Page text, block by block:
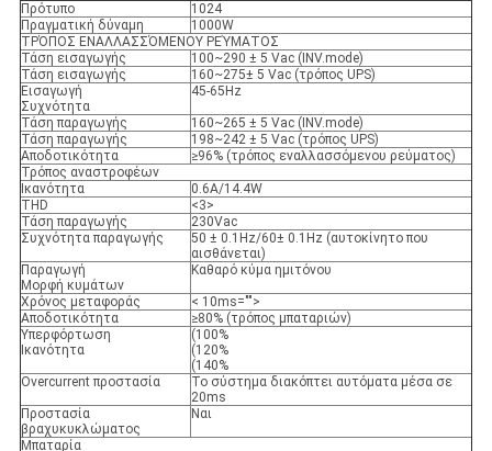
Πρότυπο
1024
Πραγματική δύναμη
1000W
ΤΡΌΠΟΣ ΕΝΑΛΛΑΣΣΌΜΕΝΟΥ ΡΕΎΜΑΤΟΣ
Τάση εισαγωγής
100~290 ± 5 Vac (INV.mode)
Τάση εισαγωγής
160~275± 5 Vac (τρόπος UPS)
Εισαγωγή
Συχνότητα
45-65Hz
Τάση παραγωγής
160~265 ± 5 Vac (INV.mode)
Τάση παραγωγής
198~242 ± 5 Vac (τρόπος UPS)
Αποδοτικότητα
≥96% (τρόπος εναλλασσόμενου ρεύματος)
Τρόπος αναστροφέων
Ικανότητα
0.6A/14.4W
THD
<3>
Τάση παραγωγής
230Vac
Συχνότητα παραγωγής
50 ± 0.1Hz/60± 0.1Hz (αυτοκίνητο που
αισθάνεται)
Παραγωγή
Μορφή κυμάτων
Καθαρό κύμα ημιτόνου
Χρόνος μεταφοράς
< 10ms="">
Αποδοτικότητα
≥80% (τρόπος μπαταριών)
Υπερφόρτωση
Ικανότητα
(100%
(120%
(140%
Overcurrent προστασία
Το σύστημα διακόπτει αυτόματα μέσα σε
20ms
Προστασία
βραχυκυκλώματος
Ναι
Μπαταρία